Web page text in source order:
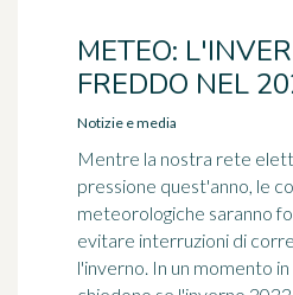
METEO:
FREDDO NEL
Notizie e media
Mentre la nostra rete
pressione quest'anno, le
meteorologiche saranno
evitare interruzioni di
l'inverno. In un momento